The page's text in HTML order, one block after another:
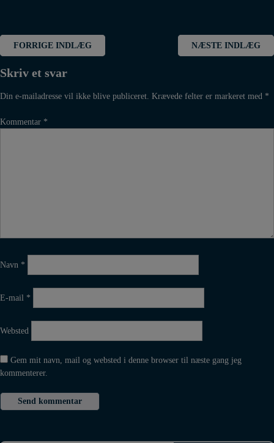
Indlægsnavigation
FORRIGE INDLÆG NÆSTE INDLÆG
Skriv et svar
Din e-mailadresse vil ikke blive publiceret. Krævede felter er markeret med *
Kommentar *
Navn *
E-mail *
Websted
Gem mit navn, mail og websted i denne browser til næste gang jeg
kommenterer.